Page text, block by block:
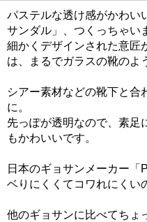
パステルな透け感がかわい
サンダル」、つくっちゃい
細かくデザインされた意匠
は、まるでガラスの靴のよ
シアー素材などの靴下と合
に。
先っぽが透明なので、素足
もかわいいです。
日本のギョサンメーカー「
ベりにくくてコワれにくい
他のギョサンに比べてちょ